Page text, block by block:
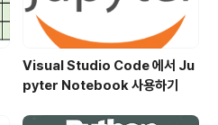
Visual Studio Code 에서 Ju
pyter Notebook 사용하기